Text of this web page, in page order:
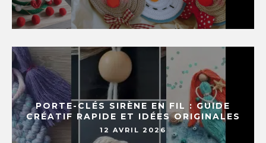
PORTE-CLÉS SIRÈNE EN FIL : GUIDE
CRÉATIF RAPIDE ET IDÉES ORIGINALES
12 AVRIL 2026